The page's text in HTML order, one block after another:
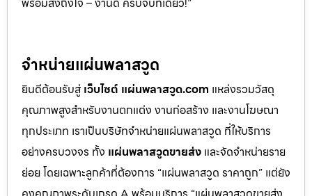
จำหน่ายแผ่นพลาสวูด
ยินดีต้อนรับสู่ เว็บไซต์ แผ่นพลาสวูด.com แหล่งรวมวัสดุ
คุณภาพสูงสำหรับงานตกแต่ง งานก่อสร้าง และงานโฆษณา
ทุกประเภท เราเป็นบริษัทจำหน่ายแผ่นพลาสวูด ที่ให้บริการ
อย่างครบวงจร ทั้ง แผ่นพลาสวูดขายส่ง และจัดจำหน่ายราย
ย่อย โดยเฉพาะลูกค้าที่ต้องการ “แผ่นพลาสวูด ราคาถูก” แต่ยัง